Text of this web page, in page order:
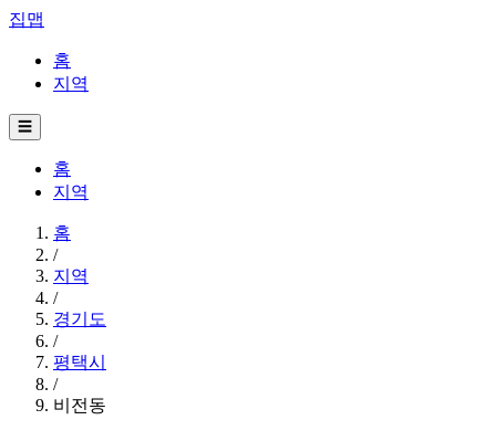
집맵
홈
지역
☰
홈
지역
홈
/
지역
/
경기도
/
평택시
/
비전동